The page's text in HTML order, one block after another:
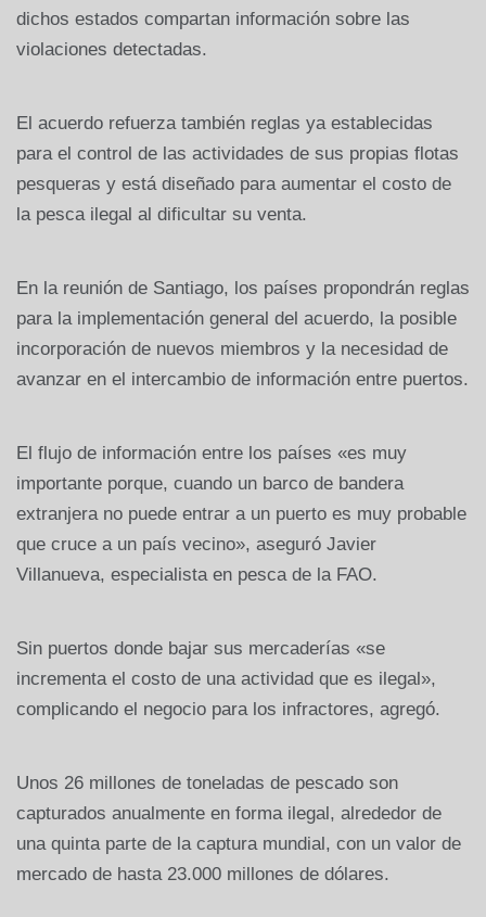
dichos estados compartan información sobre las
violaciones detectadas.
El acuerdo refuerza también reglas ya establecidas
para el control de las actividades de sus propias flotas
pesqueras y está diseñado para aumentar el costo de
la pesca ilegal al dificultar su venta.
En la reunión de Santiago, los países propondrán reglas
para la implementación general del acuerdo, la posible
incorporación de nuevos miembros y la necesidad de
avanzar en el intercambio de información entre puertos.
El flujo de información entre los países «es muy
importante porque, cuando un barco de bandera
extranjera no puede entrar a un puerto es muy probable
que cruce a un país vecino», aseguró Javier
Villanueva, especialista en pesca de la FAO.
Sin puertos donde bajar sus mercaderías «se
incrementa el costo de una actividad que es ilegal»,
complicando el negocio para los infractores, agregó.
Unos 26 millones de toneladas de pescado son
capturados anualmente en forma ilegal, alrededor de
una quinta parte de la captura mundial, con un valor de
mercado de hasta 23.000 millones de dólares.